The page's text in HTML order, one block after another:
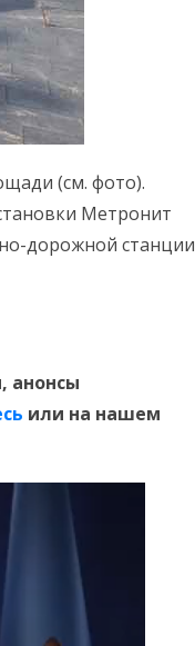
(см. фото).
Метронит
дорожной станции
анонсы
или на нашем